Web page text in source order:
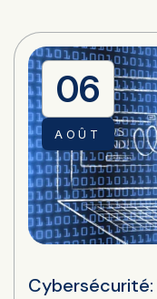
06
AOÛT
Cybersécurité: